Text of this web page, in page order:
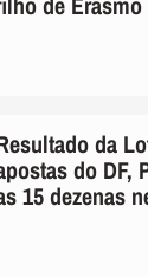
da
do DF,
15 dezenas